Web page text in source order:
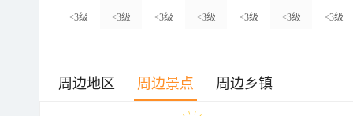
<3级 <3级 <3级 <3级 <3级 <3级 <3级
周边地区 周边景点 周边乡镇